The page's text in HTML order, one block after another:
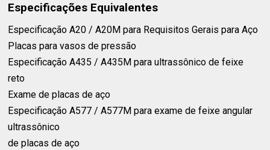
Especificações Equivalentes
Especificação A20 / A20M para Requisitos Gerais para Aço⁣
Placas para vasos de pressão⁣
Especificação A435 / A435M para ultrassônico de feixe
reto⁣
Exame de placas de aço⁣
Especificação A577 / A577M para exame de feixe angular
ultrassônico⁣
de placas de aço⁣